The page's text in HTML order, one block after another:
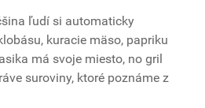
ľudí si automaticky
kuracie mäso, papriku
má svoje miesto, no gril
suroviny, ktoré poznáme z